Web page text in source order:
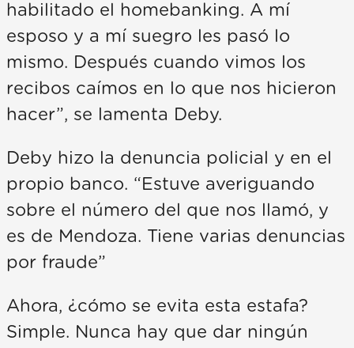
habilitado el homebanking. A mí
esposo y a mí suegro les pasó lo
mismo. Después cuando vimos los
recibos caímos en lo que nos hicieron
hacer”, se lamenta Deby.
Deby hizo la denuncia policial y en el
propio banco. “Estuve averiguando
sobre el número del que nos llamó, y
es de Mendoza. Tiene varias denuncias
por fraude”
Ahora, ¿cómo se evita esta estafa?
Simple. Nunca hay que dar ningún